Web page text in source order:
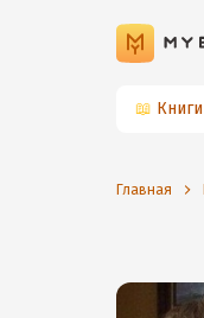
📖 Книги
Главная